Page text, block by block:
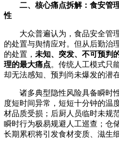
二、核心痛点拆解：食安管
性
大众普遍认为，食品安全管
的处置与舆情应对。但从后勤治
的处置， 未知、突发、不可预判
理的最大痛点。传统人工模式只
却无法感知、预判尚未爆发的潜
诸多典型隐性风险具备瞬时
度短时间异常，短短十分钟的温
材品质受损；后厨人员临时未规
瞬时行为极易规避人工巡查；仓
长期累积将引发食材变质、滋生细